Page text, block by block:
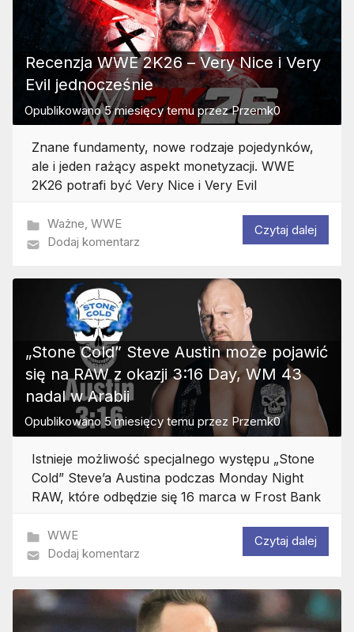
Recenzja WWE 2K26 – Very Nice i Very
Evil jednocześnie
Opublikowano5 miesięcy temuprzezPrzemk0
Znane fundamenty, nowe rodzaje pojedynków,
ale i jeden rażący aspekt monetyzacji. WWE
2K26 potrafi być Very Nice i Very Evil
Ważne, WWE
Dodaj komentarz
Czytaj dalej
„Stone Cold” Steve Austin może pojawić
się na RAW z okazji 3:16 Day, WM 43
nadal w Arabii
Opublikowano 5 miesięcy temu przez Przemk0
Istnieje możliwość specjalnego występu „Stone
Cold” Steve’a Austina podczas Monday Night
RAW, które odbędzie się 16 marca w Frost Bank
WWE
Dodaj komentarz
Czytaj dalej